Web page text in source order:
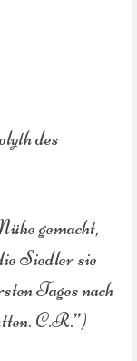
des
gemacht,
Siedler sie
Tages nach
C.R.”)